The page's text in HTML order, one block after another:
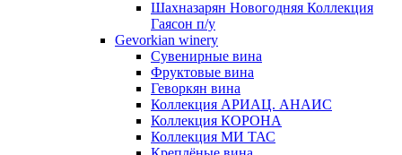
Шахназарян Новогодняя Коллекция
Гаясон п/у
Gevorkian winery
Сувенирные вина
Фруктовые вина
Геворкян вина
Коллекция АРИАЦ. АНАИС
Коллекция КОРОНА
Коллекция МИ ТАС